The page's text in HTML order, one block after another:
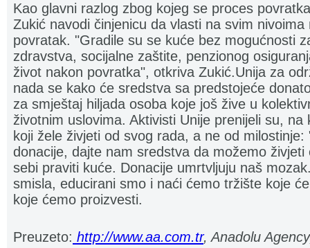
Kao glavni razlog zbog kojeg se proces
Zukić navodi činjenicu da vlasti na svim
povratak. "Gradile su se kuće bez mogućnosti
zdravstva, socijalne zaštite, penzionog
život nakon povratka", otkriva Zukić.Unija za
nada se kako će sredstva sa predstojeće
za smještaj hiljada osoba koje još žive u
životnim uslovima. Aktivisti Unije prenijeli su,
koji žele živjeti od svog rada, a ne od
donacije, dajte nam sredstva da možemo
sebi praviti kuće. Donacije umrtvljuju naš
smisla, educirani smo i naći ćemo tržište koje
koje ćemo proizvesti.
Preuzeto: http://www.aa.com.tr, Anadolu